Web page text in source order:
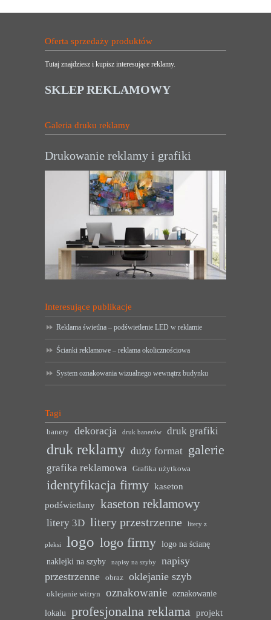
Oferta sprzedaży produktów
Tutaj znajdziesz i kupisz interesujące reklamy.
SKLEP REKLAMOWY
Galeria druku reklamy
Drukowanie reklamy i grafiki
Interesujące publikacje
Reklama świetlna – podświetlenie LED w reklamie
Ścianki reklamowe – reklama okolicznościowa
System oznakowania wizualnego wewnątrz budynku
Tagi
banery dekoracja druk banerów druk grafiki
druk reklamy duży format galerie
grafika reklamowa Grafika użytkowa
identyfikacja firmy kaseton
podświetlany kaseton reklamowy
litery 3D litery przestrzenne litery z
pleksi logo logo firmy logo na ścianę
naklejki na szyby
napisy na szyby
napisy
przestrzenne
obraz oklejanie szyb
oklejanie witryn oznakowanie oznakowanie
lokalu profesjonalna reklama projekt